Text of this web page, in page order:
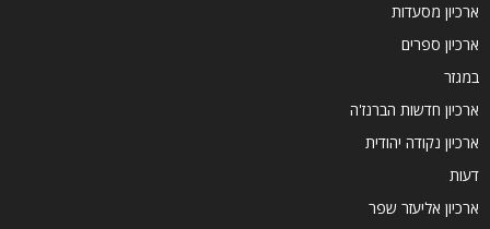
ארכיון מסעדות
ארכיון ספרים
במגזר
ארכיון חדשות הברנז'ה
ארכיון נקודה יהודית
דעות
ארכיון אליעזר שפר